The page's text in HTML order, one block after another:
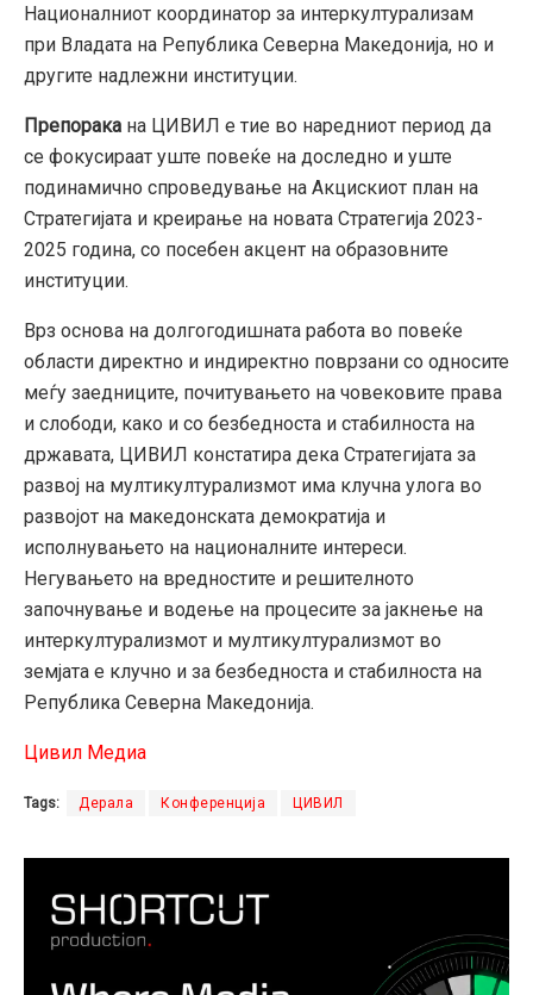
Националниот координатор за интеркултурализам
при Владата на Република Северна Македонија, но и
другите надлежни институции.
Препорака на ЦИВИЛ е тие во наредниот период да
се фокусираат уште повеќе на доследно и уште
подинамично спроведување на Акцискиот план на
Стратегијата и креирање на новата Стратегија 2023-
2025 година, со посебен акцент на образовните
институции.
Врз основа на долгогодишната работа во повеќе
области директно и индиректно поврзани со односите
меѓу заедниците, почитувањето на човековите права
и слободи, како и со безбедноста и стабилноста на
државата, ЦИВИЛ констатира дека Стратегијата за
развој на мултикултурализмот има клучна улога во
развојот на македонската демократија и
исполнувањето на националните интереси.
Негувањето на вредностите и решителното
започнување и водење на процесите за јакнење на
интеркултурализмот и мултикултурализмот во
земјата е клучно и за безбедноста и стабилноста на
Република Северна Македонија.
Цивил Медиа
Tags: Дерала Конференција ЦИВИЛ